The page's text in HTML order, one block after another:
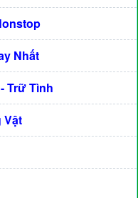
Nhất
Trữ Tình
Vật